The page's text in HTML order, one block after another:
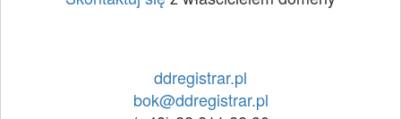
ddregistrar.pl
bok@ddregistrar.pl